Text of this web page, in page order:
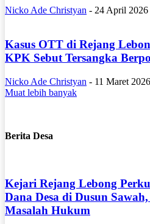
Nicko Ade Christyan - 24 April 2026
Kasus OTT di Rejang
KPK Sebut Tersangka
Nicko Ade Christyan - 11 Maret 2026
Muat lebih banyak
Berita Desa
Kejari Rejang Lebong
Dana Desa di Dusun
Masalah Hukum